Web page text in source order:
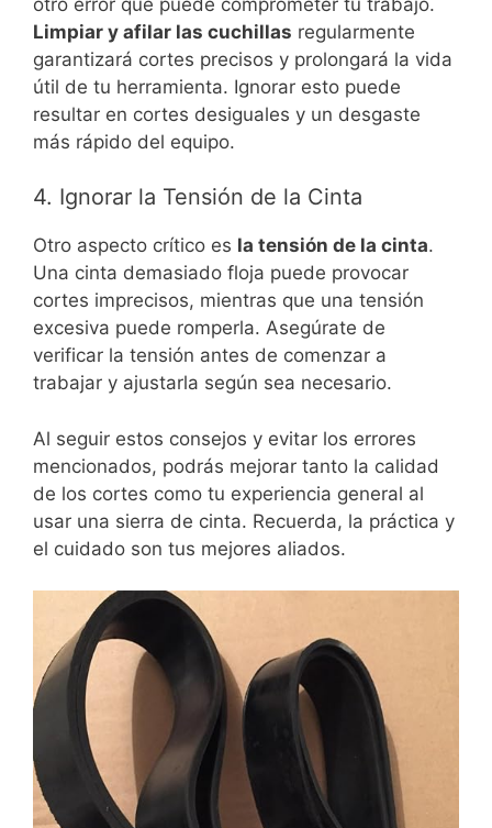
Limpiar y afilar las cuchillas regularmente
garantizará cortes precisos y prolongará la vida
útil de tu herramienta. Ignorar esto puede
resultar en cortes desiguales y un desgaste
más rápido del equipo.
4. Ignorar la Tensión de la Cinta
Otro aspecto crítico es la tensión de la cinta.
Una cinta demasiado floja puede provocar
cortes imprecisos, mientras que una tensión
excesiva puede romperla. Asegúrate de
verificar la tensión antes de comenzar a
trabajar y ajustarla según sea necesario.
Al seguir estos consejos y evitar los errores
mencionados, podrás mejorar tanto la calidad
de los cortes como tu experiencia general al
usar una sierra de cinta. Recuerda, la práctica y
el cuidado son tus mejores aliados.